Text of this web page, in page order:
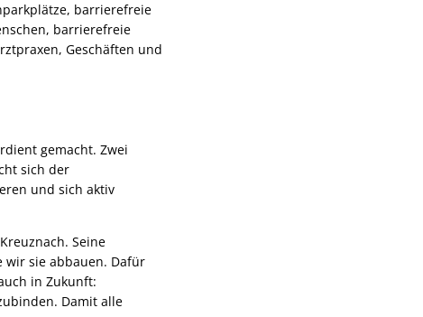
barrierefreie
barrierefreie
Geschäften und
gemacht. Zwei
sich der
und sich aktiv
Seine
wir sie abbauen. Dafür
in Zukunft:
Damit alle